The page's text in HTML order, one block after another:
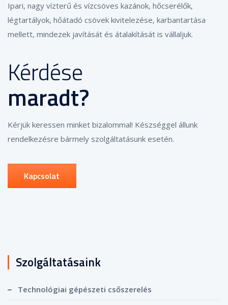
Ipari, nagy vízterű és vízcsöves kazánok, hőcserélők,
légtartályok, hőátadó csövek kivitelezése, karbantartása
mellett, mindezek javítását és átalakítását is vállaljuk.
Kérdése
maradt?
Kérjük keressen minket bizalommal! Készséggel állunk
rendelkezésre bármely szolgáltatásunk esetén.
Kapcsolat
Szolgáltatásaink
Technológiai gépészeti csőszerelés